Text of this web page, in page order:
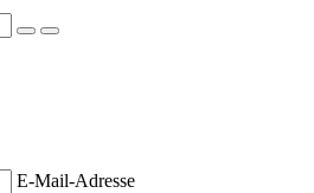
E-Mail-Adresse